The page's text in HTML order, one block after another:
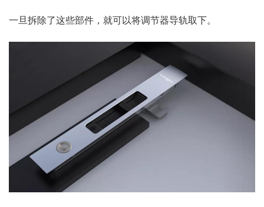
一旦拆除了这些部件，就可以将调节器导轨取下。